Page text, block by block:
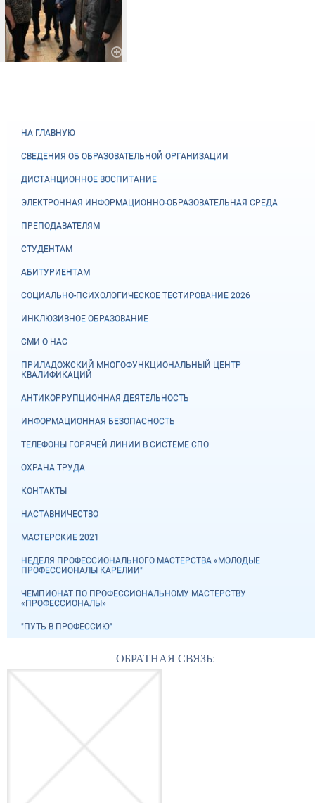
НА ГЛАВНУЮ
СВЕДЕНИЯ ОБ ОБРАЗОВАТЕЛЬНОЙ ОРГАНИЗАЦИИ
ДИСТАНЦИОННОЕ ВОСПИТАНИЕ
ЭЛЕКТРОННАЯ ИНФОРМАЦИОННО-ОБРАЗОВАТЕЛЬНАЯ СРЕДА
ПРЕПОДАВАТЕЛЯМ
СТУДЕНТАМ
АБИТУРИЕНТАМ
СОЦИАЛЬНО-ПСИХОЛОГИЧЕСКОЕ ТЕСТИРОВАНИЕ 2026
ИНКЛЮЗИВНОЕ ОБРАЗОВАНИЕ
СМИ О НАС
ПРИЛАДОЖСКИЙ МНОГОФУНКЦИОНАЛЬНЫЙ ЦЕНТР
КВАЛИФИКАЦИЙ
АНТИКОРРУПЦИОННАЯ ДЕЯТЕЛЬНОСТЬ
ИНФОРМАЦИОННАЯ БЕЗОПАСНОСТЬ
ТЕЛЕФОНЫ ГОРЯЧЕЙ ЛИНИИ В СИСТЕМЕ СПО
ОХРАНА ТРУДА
КОНТАКТЫ
НАСТАВНИЧЕСТВО
МАСТЕРСКИЕ 2021
НЕДЕЛЯ ПРОФЕССИОНАЛЬНОГО МАСТЕРСТВА «МОЛОДЫЕ
ПРОФЕССИОНАЛЫ КАРЕЛИИ"
ЧЕМПИОНАТ ПО ПРОФЕССИОНАЛЬНОМУ МАСТЕРСТВУ
«ПРОФЕССИОНАЛЫ»
"ПУТЬ В ПРОФЕССИЮ"
ОБРАТНАЯ СВЯЗЬ: